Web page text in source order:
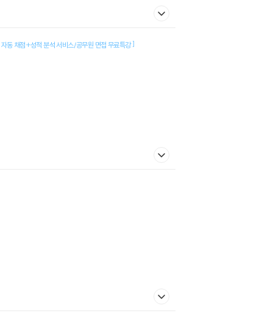
자동 채점+성적 분석 서비스/공무원 면접 무료특강]